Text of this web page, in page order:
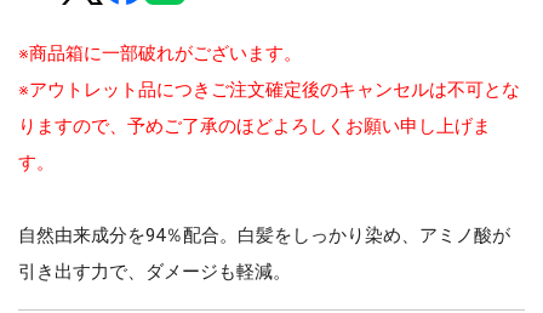
※商品箱に一部破れがございます。
※アウトレット品につきご注文確定後のキャンセルは不可とな
りますので、予めご了承のほどよろしくお願い申し上げま
す。
自然由来成分を94％配合。白髪をしっかり染め、アミノ酸が
引き出す力で、ダメージも軽減。